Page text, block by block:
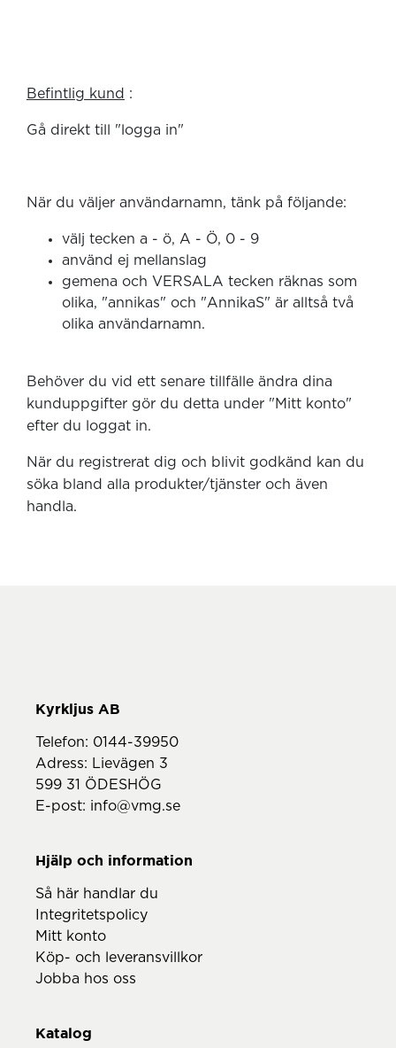
Befintlig kund :
Gå direkt till "logga in"
När du väljer användarnamn, tänk på följande:
välj tecken a - ö, A - Ö, 0 - 9
använd ej mellanslag
gemena och VERSALA tecken räknas som
olika, "annikas" och "AnnikaS" är alltså två
olika användarnamn.
Behöver du vid ett senare tillfälle ändra dina
kunduppgifter gör du detta under "Mitt konto"
efter du loggat in.
När du registrerat dig och blivit godkänd kan du
söka bland alla produkter/tjänster och även
handla.
Telefon: 0144-39950
Adress: Lievägen 3
599 31 ÖDESHÖG
E-post: info@vmg.se
Hjälp och information
Så här handlar du
Integritetspolicy
Mitt konto
Köp- och leveransvillkor
Jobba hos oss
Katalog